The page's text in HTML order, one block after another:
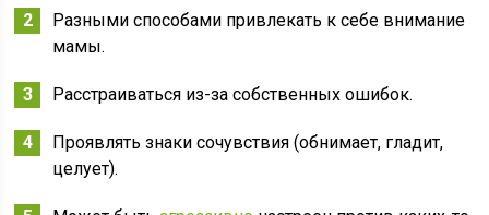
Разными способами привлекать к себе внимание
мамы.
Расстраиваться из-за собственных ошибок.
Проявлять знаки сочувствия (обнимает, гладит,
целует).